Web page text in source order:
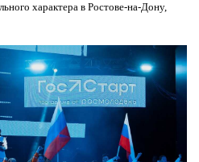
характера в Ростове-на-Дону,